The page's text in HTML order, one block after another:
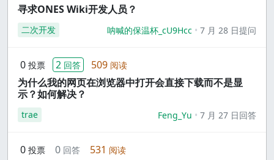
寻求ONES Wiki开发人员？
二次开发 呐喊的保温杯_cU9Hcc 7 月 28 日提问
0 投票 2 回答 509 阅读
为什么我的网页在浏览器中打开会直接下载而不是显
示？如何解决？
trae Feng_Yu 7 月 27 日回答
0 投票 0 回答 531 阅读